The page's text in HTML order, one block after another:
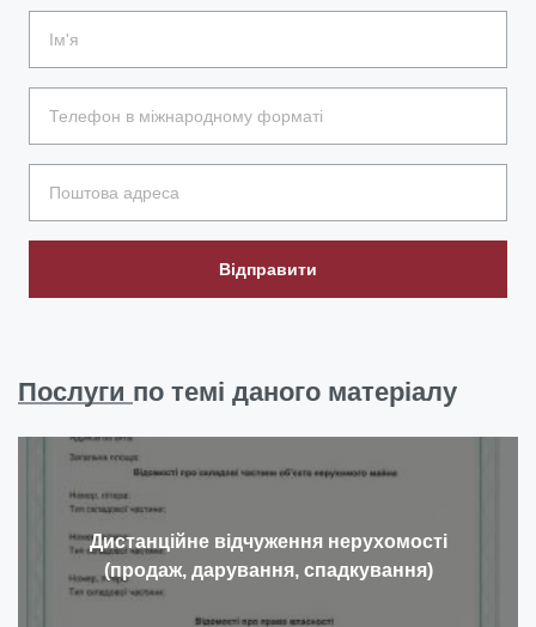
Відправити
Послуги по темі даного матеріалу
Дистанційне відчуження нерухомості
(продаж, дарування, спадкування)